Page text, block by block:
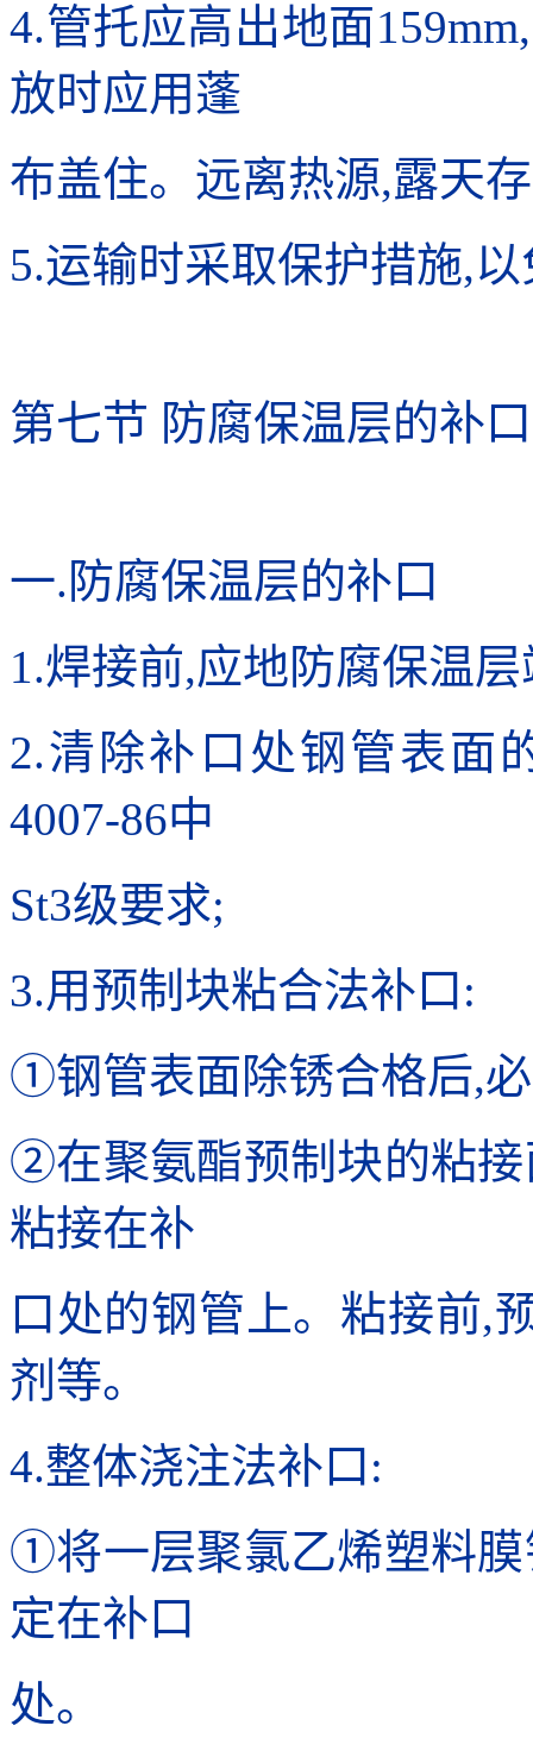
4.管托应高出地面
放时应用蓬
布盖住。远离热源,露天
5.运输时采取保护措施,
第七节 防腐保温层的补
一.防腐保温层的补口
1.焊接前,应地防腐保温
2.清除补口处钢管表面
4007-86中
St3级要求;
3.用预制块粘合法补口:
①钢管表面除锈合格后,
②在聚氨酯预制块的粘
粘接在补
口处的钢管上。粘接前,
剂等。
4.整体浇注法补口:
①将一层聚氯乙烯塑料
定在补口
处。